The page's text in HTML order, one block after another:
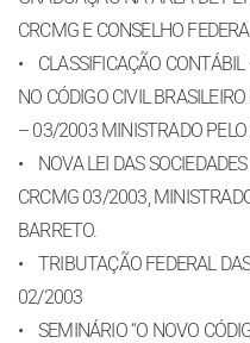
CRCMG E CONSELHO
• CLASSIFICAÇÃO
NO CÓDIGO CIVIL
– 03/2003 MINISTRADO PELO
• NOVA LEI DAS
CRCMG 03/2003,
BARRETO.
• TRIBUTAÇÃO FEDERAL
02/2003
• SEMINÁRIO “O NOVO